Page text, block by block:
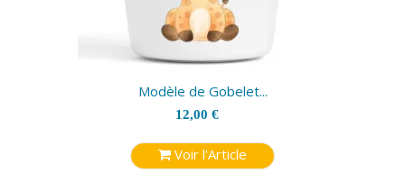
Modèle de Gobelet...
12,00 €
Voir l'Article